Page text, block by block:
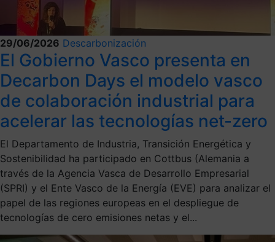
29/06/2026 Descarbonización
El Gobierno Vasco presenta en
Decarbon Days el modelo vasco
de colaboración industrial para
acelerar las tecnologías net-zero
El Departamento de Industria, Transición Energética y
Sostenibilidad ha participado en Cottbus (Alemania a
través de la Agencia Vasca de Desarrollo Empresarial
(SPRI) y el Ente Vasco de la Energía (EVE) para analizar el
papel de las regiones europeas en el despliegue de
tecnologías de cero emisiones netas y el...